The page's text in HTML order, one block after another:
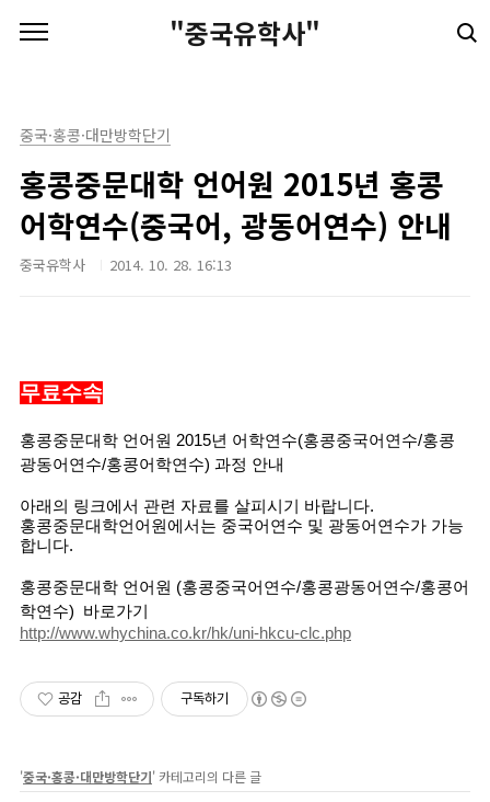
"중국유학사"
중국·홍콩·대만방학단기
홍콩중문대학 언어원 2015년 홍콩
어학연수(중국어, 광동어연수) 안내
중국유학사 2014. 10. 28. 16:13
무료수속
홍콩중문대학 언어원 2015년 어학연수(홍콩중국어연수/홍콩
광동어연수/홍콩어학연수) 과정 안내
아래의 링크에서 관련 자료를 살피시기 바랍니다.
홍콩중문대학언어원에서는 중국어연수 및 광동어연수가 가능
합니다.
홍콩중문대학 언어원 (홍콩중국어연수/홍콩광동어연수/홍콩어
학연수) 바로가기
http://www.whychina.co.kr/hk/uni-hkcu-clc.php
공감 구독하기
'중국·홍콩·대만방학단기' 카테고리의 다른 글